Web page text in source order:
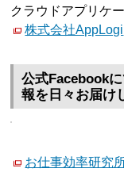
クラウドアプリケ
株式会社AppLogi
公式Facebook
報を日々お届け
お仕事効率研究